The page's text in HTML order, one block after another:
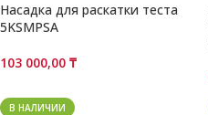
Насадка для раскатки теста
5KSMPSA
103 000,00 ₸
В НАЛИЧИИ